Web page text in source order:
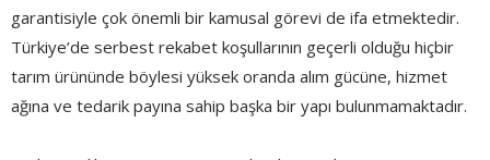
garantisiyle çok önemli bir kamusal görevi de ifa etmektedir.
Türkiye’de serbest rekabet koşullarının geçerli olduğu hiçbir
tarım ürününde böylesi yüksek oranda alım gücüne, hizmet
ağına ve tedarik payına sahip başka bir yapı bulunmamaktadır.